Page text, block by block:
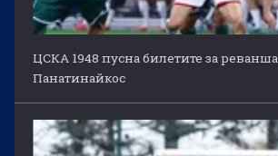
ЦСКА 1948 пусна билетите за
Панатинайкос